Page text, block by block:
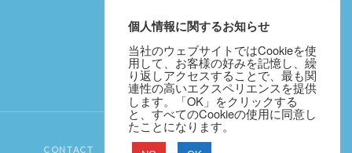
CONTACT
個人情報に関するお知らせ
当社のウェブサイトではCookieを使
用して、お客様の好みを記憶し、繰
り返しアクセスすることで、最も関
連性の高いエクスペリエンスを提供
します。「OK」をクリックする
と、すべてのCookieの使用に同意し
たことになります。